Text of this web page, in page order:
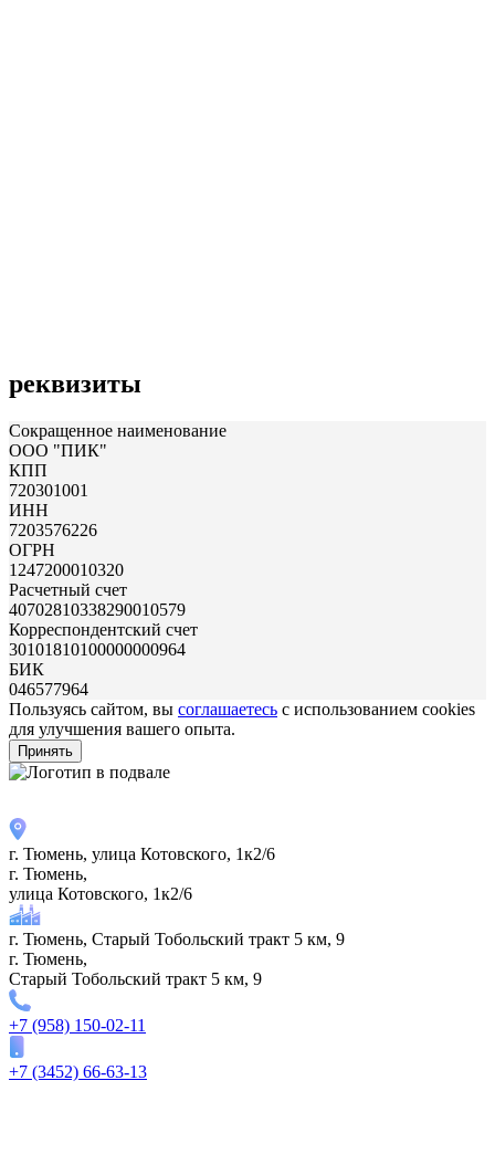
реквизиты
Сокращенное наименование
ООО "ПИК"
КПП
720301001
ИНН
7203576226
ОГРН
1247200010320
Расчетный счет
40702810338290010579
Корреспондентский счет
30101810100000000964
БИК
046577964
Пользуясь сайтом, вы соглашаетесь с использованием cookies
для улучшения вашего опыта.
Принять
г. Тюмень, улица Котовского, 1к2/6
г. Тюмень,
улица Котовского, 1к2/6
г. Тюмень, Старый Тобольский тракт 5 км, 9
г. Тюмень,
Старый Тобольский тракт 5 км, 9
+7 (958) 150-02-11
+7 (3452) 66-63-13